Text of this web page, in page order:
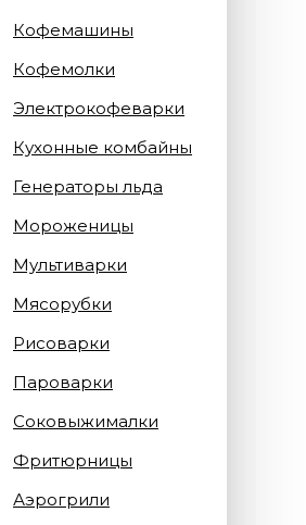
Кофемашины
Кофемолки
Электрокофеварки
Кухонные комбайны
Генераторы льда
Мороженицы
Мультиварки
Мясорубки
Рисоварки
Пароварки
Соковыжималки
Фритюрницы
Аэрогрили